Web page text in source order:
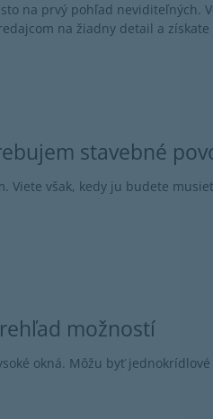
na prvý pohľad neviditeľných.
na žiadny detail a získate
stavebné
Viete však, kedy ju budete
možností
okná. Môžu byť